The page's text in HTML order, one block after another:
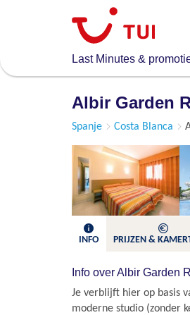
algemene
Last Minutes &
Albir Garden
Spanje Costa Blanca
INFO PRIJZEN &
Info over Albir Garden
Je verblijft hier op basis
moderne studio (zonder